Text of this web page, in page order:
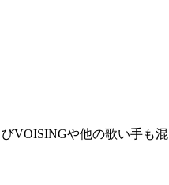
VOISINGや他の歌い手も